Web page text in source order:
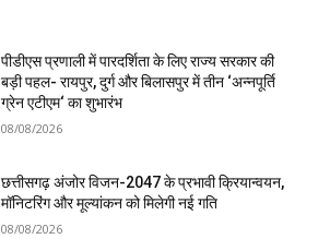
पीडीएस प्रणाली में पारदर्शिता के लिए राज्य सरकार की
बड़ी पहल- रायपुर, दुर्ग और बिलासपुर में तीन ‘अन्नपूर्ति
ग्रेन एटीएम‘ का शुभारंभ
08/08/2026
छत्तीसगढ़ अंजोर विजन-2047 के प्रभावी क्रियान्वयन,
मॉनिटरिंग और मूल्यांकन को मिलेगी नई गति
08/08/2026